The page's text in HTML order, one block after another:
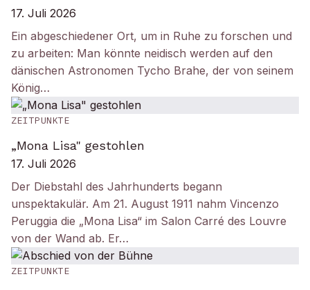
17. Juli 2026
Ein abgeschiedener Ort, um in Ruhe zu forschen und
zu arbeiten: Man könnte neidisch werden auf den
dänischen Astronomen Tycho Brahe, der von seinem
König…
ZEITPUNKTE
„Mona Lisa" gestohlen
17. Juli 2026
Der Diebstahl des Jahrhunderts begann
unspektakulär. Am 21. August 1911 nahm Vincenzo
Peruggia die „Mona Lisa“ im Salon Carré des Louvre
von der Wand ab. Er…
ZEITPUNKTE